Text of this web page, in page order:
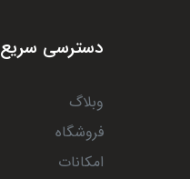
دسترسی سریع
وبلاگ
فروشگاه
امکانات